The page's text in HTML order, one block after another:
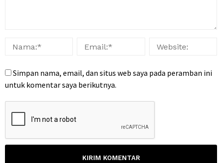
Simpan nama, email, dan situs web saya pada peramban ini
untuk komentar saya berikutnya.